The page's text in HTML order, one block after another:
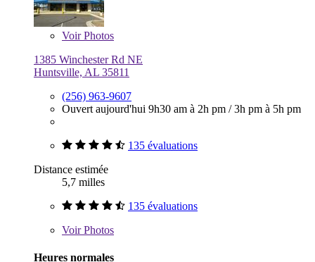
VoirPhotos
1385 Winchester Rd NE
Huntsville, AL 35811
(256) 963-9607
Ouvert aujourd'hui 9h30 am à 2h pm /3h pm à 5h pm
135 évaluations
Distance estimée
5,7 milles
135 évaluations
VoirPhotos
Heures normales